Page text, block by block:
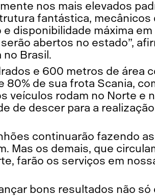
nos mais elevados
fantástica, mecânicos
disponibilidade máxima em
abertos no estado”,
no Brasil.
e 600 metros de área
de sua frota Scania,
veículos rodam no Norte e
de descer para a
continuarão fazendo
Mas os demais, que
farão os serviços em
bons resultados não só